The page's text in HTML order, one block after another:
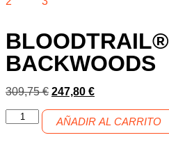
BLOODTRAIL®
BACKWOODS
309,75€ 247,80 €
AÑADIR AL CARRITO